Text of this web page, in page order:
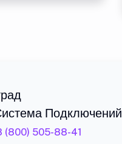
Подключений
(800) 505-88-41